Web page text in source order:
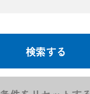
検索する